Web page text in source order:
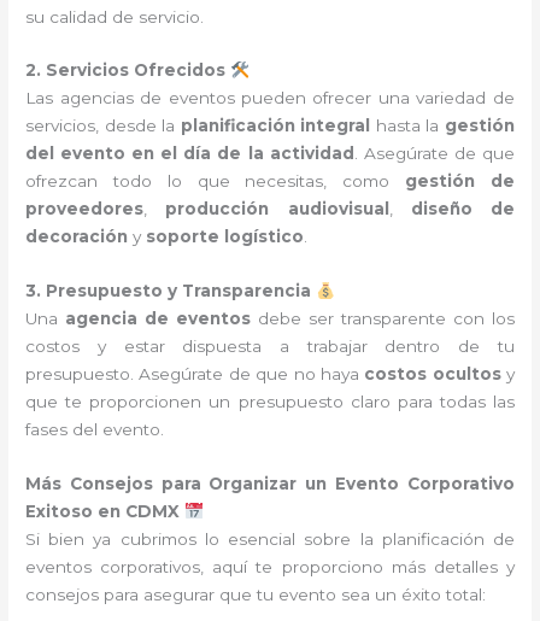
su calidad de servicio.
2. Servicios Ofrecidos
Las agencias de eventos pueden ofrecer una variedad de
servicios, desde la planificación integral hasta la gestión
del evento en el día de la actividad . Asegúrate de que
ofrezcan todo lo que necesitas, como gestión de
proveedores, producción audiovisual , diseño de
decoración y soporte logístico.
3. Presupuesto y Transparencia
Una agencia de eventos debe ser transparente con los
costos y estar dispuesta a trabajar dentro de tu
presupuesto. Asegúrate de que no haya costos ocultosy
que te proporcionen un presupuesto claro para todas las
fases del evento.
Más Consejos para Organizar un Evento Corporativo
Exitoso en CDMX
Si bien ya cubrimos lo esencial sobre la planificación de
eventos corporativos, aquí te proporciono más detalles y
consejos para asegurar que tu evento sea un éxito total: